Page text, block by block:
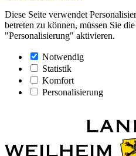
Diese Seite verwendet
betreten zu können, müssen Sie
"Personalisierung" aktivieren.
Notwendig
Statistik
Komfort
Personalisierung